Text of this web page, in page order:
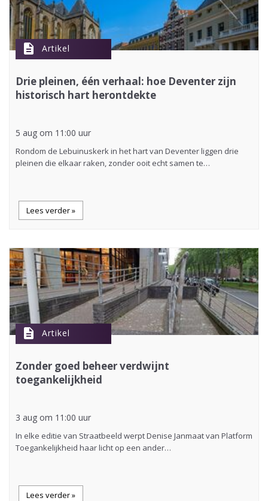
description Artikel
Drie pleinen, één verhaal: hoe Deventer zijn
historisch hart herontdekte
5 aug om 11:00 uur
Rondom de Lebuinuskerk in het hart van Deventer liggen drie
pleinen die elkaar raken, zonder ooit echt samen te…
Lees verder »
description Artikel
Zonder goed beheer verdwijnt
toegankelijkheid
3 aug om 11:00 uur
In elke editie van Straatbeeld werpt Denise Janmaat van Platform
Toegankelijkheid haar licht op een ander…
Lees verder »